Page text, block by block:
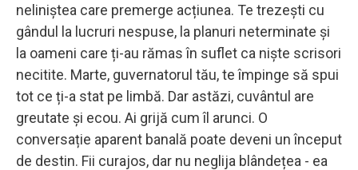
neliniștea care premerge acțiunea. Te trezești cu
gândul la lucruri nespuse, la planuri neterminate și
la oameni care ți-au rămas în suflet ca niște scrisori
necitite. Marte, guvernatorul tău, te împinge să spui
tot ce ți-a stat pe limbă. Dar astăzi, cuvântul are
greutate și ecou. Ai grijă cum îl arunci. O
conversație aparent banală poate deveni un început
de destin. Fii curajos, dar nu neglija blândețea - ea